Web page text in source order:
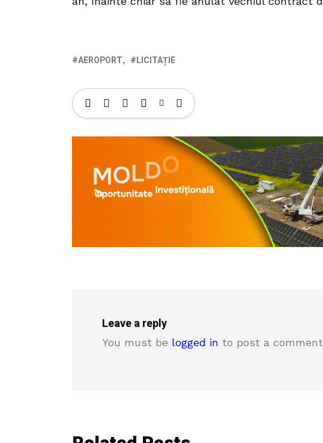
AEROPORT LICITAȚIE
Leave a reply
You must be logged in to post a